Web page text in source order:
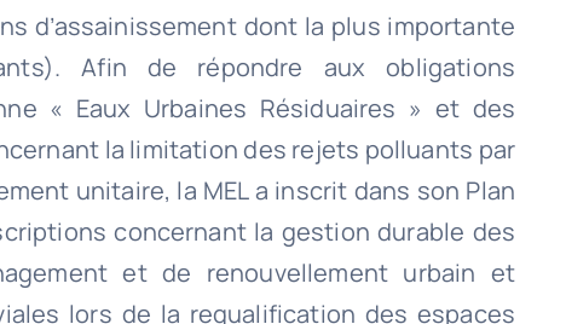
d’assainissement dont la plus importante
Afin de répondre aux obligations
« Eaux Urbaines Résiduaires » et des
la limitation des rejets polluants par
unitaire, la MEL a inscrit dans son Plan
concernant la gestion durable des
et de renouvellement urbain et
lors de la requalification des espaces